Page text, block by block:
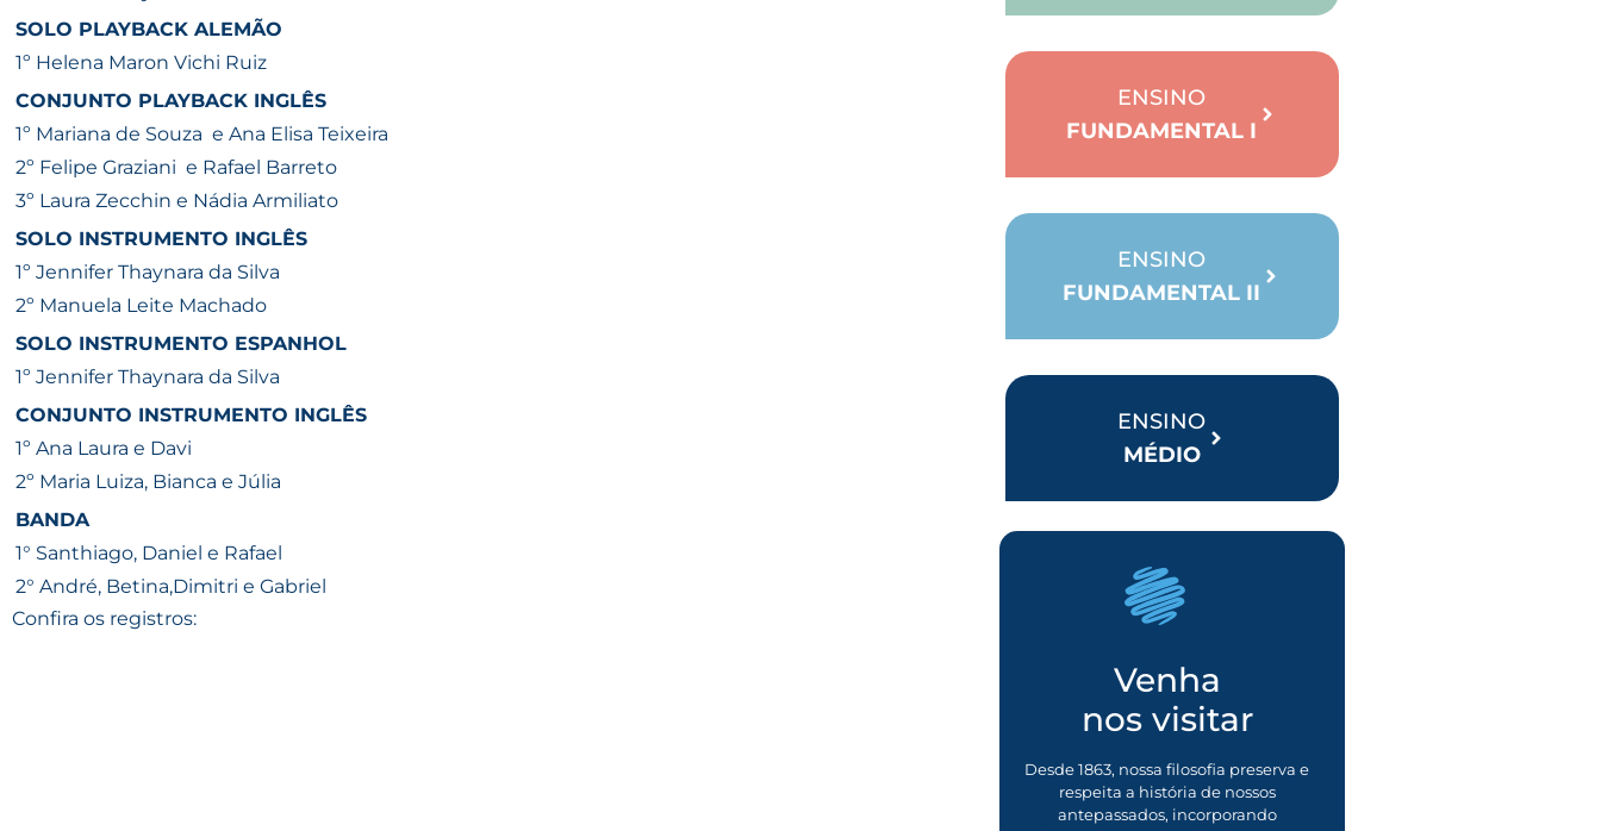
SOLO PLAYBACK ALEMÃO
1º Helena Maron Vichi Ruiz
CONJUNTO PLAYBACK INGLÊS
1º Mariana de Souza e Ana Elisa Teixeira
2º Felipe Graziani e Rafael Barreto
3º Laura Zecchin e Nádia Armiliato
SOLO INSTRUMENTO INGLÊS
1º Jennifer Thaynara da Silva
2º Manuela Leite Machado
SOLO INSTRUMENTO ESPANHOL
1º Jennifer Thaynara da Silva
CONJUNTO INSTRUMENTO INGLÊS
1º Ana Laura e Davi
2º Maria Luiza, Bianca e Júlia
BANDA
1° Santhiago, Daniel e Rafael
2° André, Betina,Dimitri e Gabriel
Confira os registros:
ENSINO
FUNDAMENTAL I
ENSINO
FUNDAMENTAL II
ENSINO
MÉDIO
Venha
nos visitar
Desde 1863, nossa filosofia preserva e
respeita a história de nossos
antepassados, incorporando